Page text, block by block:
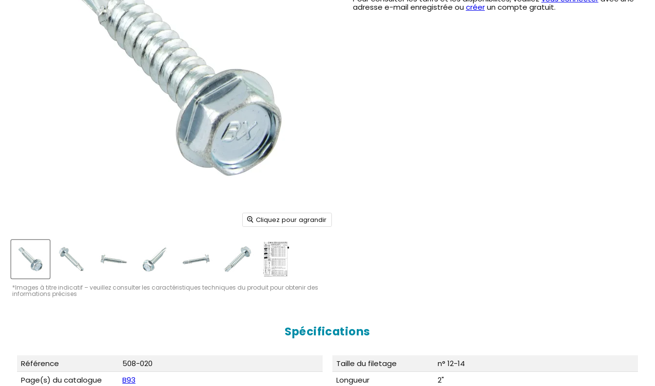
Cliquez pour agrandir
*Images à titre indicatif – veuillez consulter les caractéristiques techniques du produit pour obtenir des
informations précises
adresse e-mail enregistrée ou créerun compte gratuit.
Spécifications
Référence
508-020
Page(s) du catalogue
B93
Taille du filetage
n° 12-14
Longueur
2"